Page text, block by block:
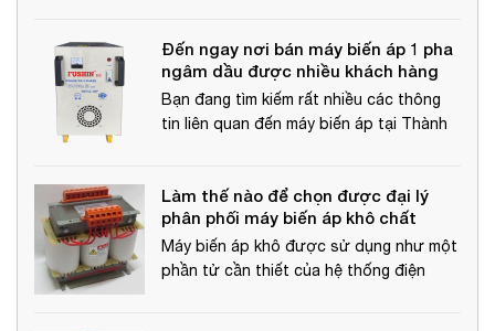
thanh.
Đến ngay nơi bán máy biến áp 1 pha
ngâm dầu được nhiều khách hàng
tín nhiệm
Bạn đang tìm kiếm rất nhiều các thông
tin liên quan đến máy biến áp tại Thành
ngâm dầu đáng tin cậy và uy tín nhất
hiện nay.
Làm thế nào để chọn được đại lý
phân phối máy biến áp khô chất
lượng cao?
Máy biến áp khô được sử dụng như một
phần tử cần thiết của hệ thống điện